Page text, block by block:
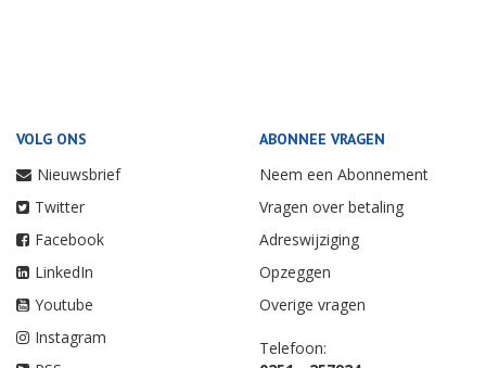
VOLG ONS
Nieuwsbrief
Twitter
Facebook
LinkedIn
Youtube
Instagram
ABONNEE VRAGEN
Neem een Abonnement
Vragen over betaling
Adreswijziging
Opzeggen
Overige vragen
Telefoon: